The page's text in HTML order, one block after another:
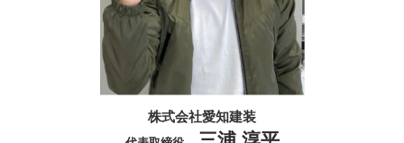
株式会社愛知建装